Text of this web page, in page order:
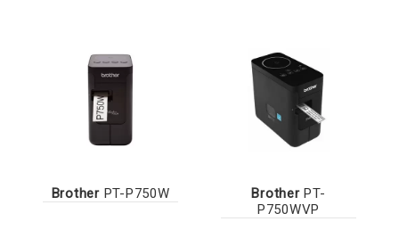
BrotherPT-P750W BrotherPT-
P750WVP